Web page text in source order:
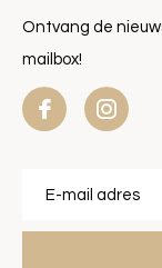
Ontvang de
mailbox!